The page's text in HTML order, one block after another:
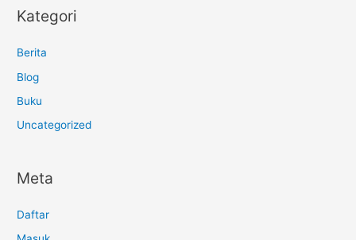
Kategori
Berita
Blog
Buku
Uncategorized
Meta
Daftar